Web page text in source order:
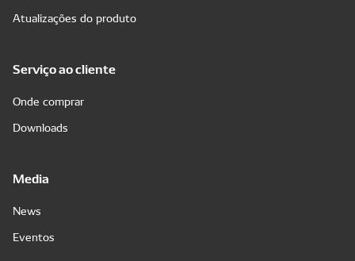
Atualizações do produto
Serviço ao cliente
Onde comprar
Downloads
Media
News
Eventos